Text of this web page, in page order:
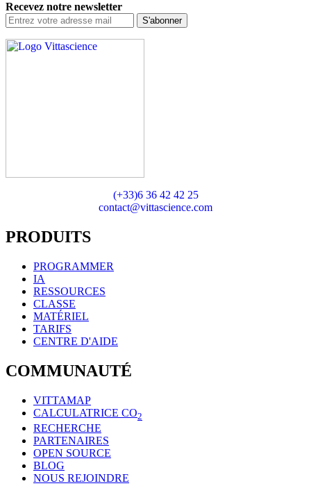
Recevez notre newsletter
S'abonner
(+33)6 36 42 42 25
contact@vittascience.com
PRODUITS
PROGRAMMER
IA
RESSOURCES
CLASSE
MATÉRIEL
TARIFS
CENTRE D'AIDE
COMMUNAUTÉ
VITTAMAP
CALCULATRICE CO2
RECHERCHE
PARTENAIRES
OPEN SOURCE
BLOG
NOUS REJOINDRE